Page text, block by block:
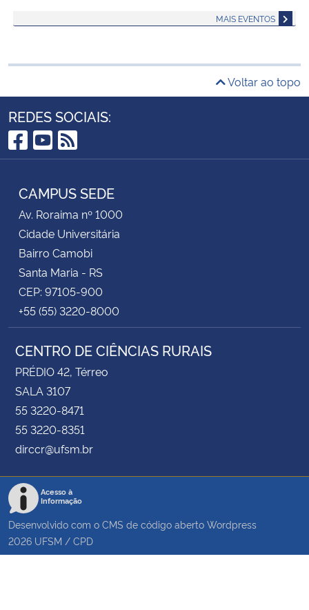
MAIS EVENTOS
Voltar ao topo
REDES SOCIAIS:
Facebook
YouTube
RSS
CAMPUS SEDE
Av. Roraima nº 1000
Cidade Universitária
Bairro Camobi
Santa Maria - RS
CEP: 97105-900
+55 (55) 3220-8000
CENTRO DE CIÊNCIAS RURAIS
PRÉDIO 42, Térreo
SALA 3107
55 3220-8471
55 3220-8351
dirccr@ufsm.br
Acesso à
Informação
Desenvolvido com o CMS de código aberto Wordpress
2026 UFSM / CPD